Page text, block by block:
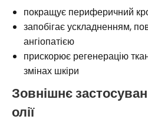
покращує периферичний
запобігає ускладненням,
ангіопатією
прискорює регенерацію
змінах шкіри
Зовнішнє
олії